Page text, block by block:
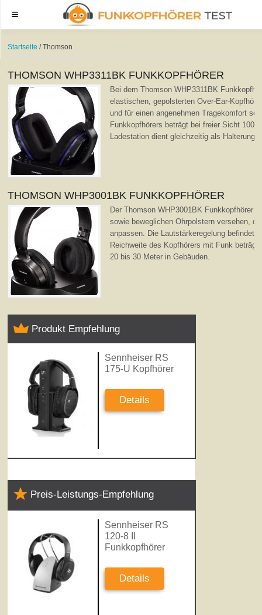
Startseite / Thomson
THOMSON WHP3311BK FUNKKOPFHÖRER
Bei dem Thomson WHP3311BK
elastischen, gepolsterten Over-Ear-
und für einen angenehmen Tragekomfort
Funkkopfhörers beträgt bei freier Sicht 100
Ladestation dient gleichzeitig als Halterung
THOMSON WHP3001BK FUNKKOPFHÖRER
Der Thomson WHP3001BK Funkkopfhörer
sowie beweglichen Ohrpolstern versehen,
anpassen. Die Lautstärkeregelung befindet
Reichweite des Kopfhörers mit Funk
20 bis 30 Meter in Gebäuden.
Produkt Empfehlung
Sennheiser RS
175-U Kopfhörer
Details
Preis-Leistungs-Empfehlung
Sennheiser RS
120-8 II
Funkkopfhörer
Details